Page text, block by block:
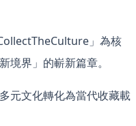
」為核
境界」的嶄新篇章。
元文化轉化為當代收藏載